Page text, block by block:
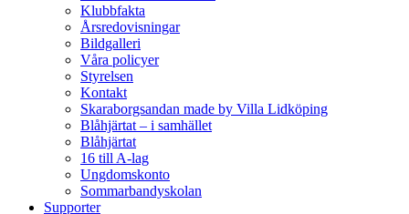
Klubbfakta
Årsredovisningar
Bildgalleri
Våra policyer
Styrelsen
Kontakt
Skaraborgsandan made by Villa Lidköping
Blåhjärtat – i samhället
Blåhjärtat
16 till A-lag
Ungdomskonto
Sommarbandyskolan
Supporter